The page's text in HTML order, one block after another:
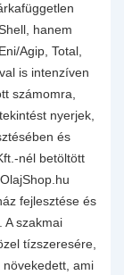
hanem
Agip, Total,
is intenzíven
számomra,
nyerjek,
és
nél betöltött
fejlesztése és
A szakmai
tízszeresére,
ami